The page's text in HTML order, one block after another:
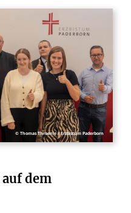
© Thomas Throenle / Erzbistum Paderborn
auf dem